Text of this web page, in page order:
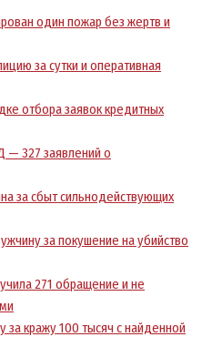
один пожар без жертв и
за сутки и оперативная
отбора заявок кредитных
— 327 заявлений о
за сбыт сильнодействующих
за покушение на убийство
271 обращение и не
кражу 100 тысяч с найденной